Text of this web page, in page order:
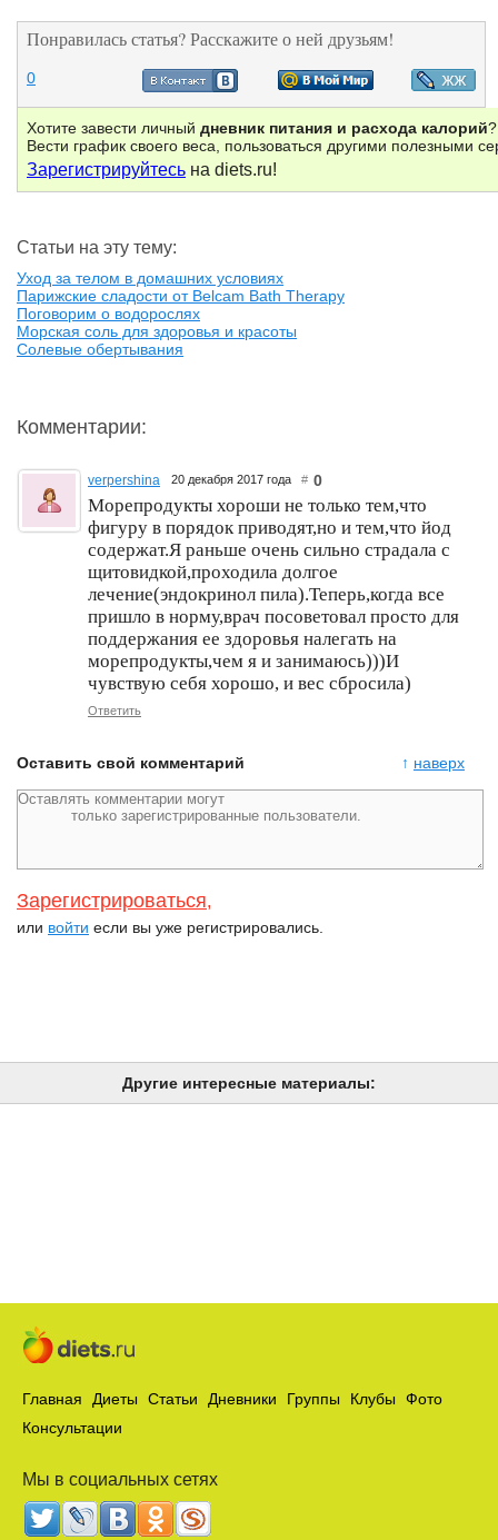
Понравилась статья? Расскажите о ней друзьям!
0
Хотите завести личный дневник питания и расхода калорий?
Вести график своего веса, пользоваться другими полезными
Зарегистрируйтесь на diets.ru!
Статьи на эту тему:
Уход за телом в домашних условиях
Парижские сладости от Belcam Bath Therapy
Поговорим о водорослях
Морская соль для здоровья и красоты
Солевые обертывания
Комментарии:
verpershina 20 декабря 2017 года # 0
Морепродукты хороши не только тем,что
фигуру в порядок приводят,но и тем,что йод
содержат.Я раньше очень сильно страдала с
щитовидкой,проходила долгое
лечение(эндокринол пила).Теперь,когда все
пришло в норму,врач посоветовал просто для
поддержания ее здоровья налегать на
морепродукты,чем я и занимаюсь)))И
чувствую себя хорошо, и вес сбросила)
Ответить
↑ наверх
Оставить свой комментарий
Зарегистрироваться,
или войти если вы уже регистрировались.
Другие интересные материалы:
Главная Диеты Статьи Дневники Группы Клубы
Фото
Консультации
Мы в социальных сетях